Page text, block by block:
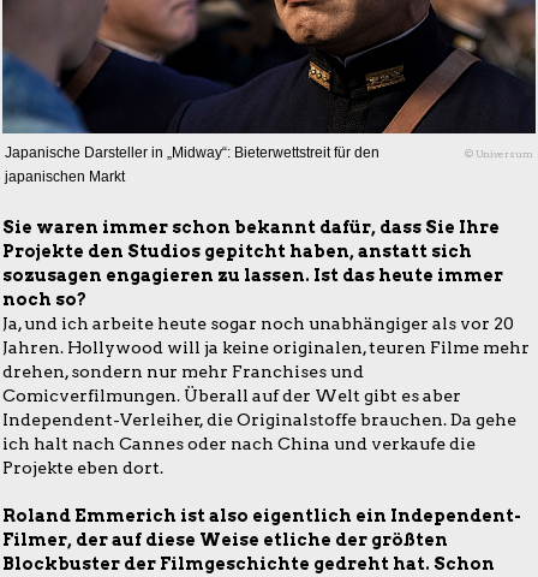
Japanische Darsteller in „Midway“: Bieterwettstreit für den
japanischen Markt
© Universum
Sie waren immer schon bekannt dafür, dass Sie Ihre
Projekte den Studios gepitcht haben, anstatt sich
sozusagen engagieren zu lassen. Ist das heute immer
noch so?
Ja, und ich arbeite heute sogar noch unabhängiger als vor 20
Jahren. Hollywood will ja keine originalen, teuren Filme mehr
drehen, sondern nur mehr Franchises und
Comicverfilmungen. Überall auf der Welt gibt es aber
Independent-Verleiher, die Originalstoffe brauchen. Da gehe
ich halt nach Cannes oder nach China und verkaufe die
Projekte eben dort.
Roland Emmerich ist also eigentlich ein Independent-
Filmer, der auf diese Weise etliche der größten
Blockbuster der Filmgeschichte gedreht hat. Schon